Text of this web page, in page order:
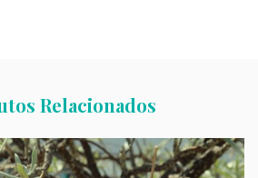
Relacionados